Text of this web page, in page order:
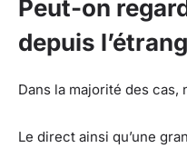
Peut-on
depuis
Dans la majorité des cas,
Le direct ainsi qu’une